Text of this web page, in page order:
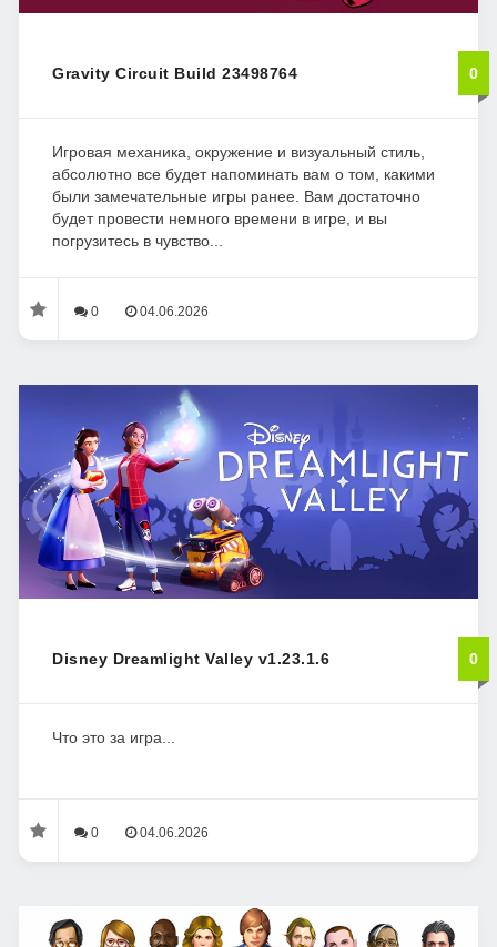
Gravity Circuit Build 23498764 0
Игровая механика, окружение и визуальный стиль,
абсолютно все будет напоминать вам о том, какими
были замечательные игры ранее. Вам достаточно
будет провести немного времени в игре, и вы
погрузитесь в чувство...
0 04.06.2026
Disney Dreamlight Valley v1.23.1.6 0
Что это за игра...
0 04.06.2026